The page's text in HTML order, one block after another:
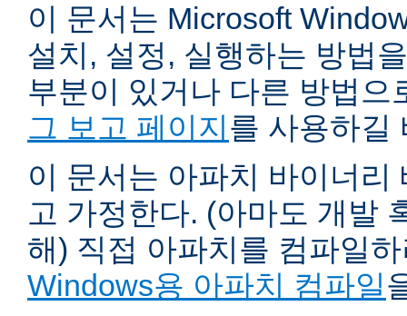
이 문서는 Microsoft
설치, 설정, 실행하는 방법
부분이 있거나 다른 방법
그 보고 페이지를 사용하길
이 문서는 아파치 바이너리
고 가정한다. (아마도 개발
해) 직접 아파치를 컴파일
Windows용 아파치 컴파일